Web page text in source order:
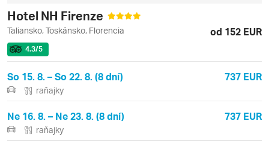
Hotel NH Firenze
Taliansko, Toskánsko, Florencia od 152 EUR
4.3/5
So 15. 8. – So 22. 8. (8 dní) 737 EUR
raňajky
Ne 16. 8. – Ne 23. 8. (8 dní) 737 EUR
raňajky